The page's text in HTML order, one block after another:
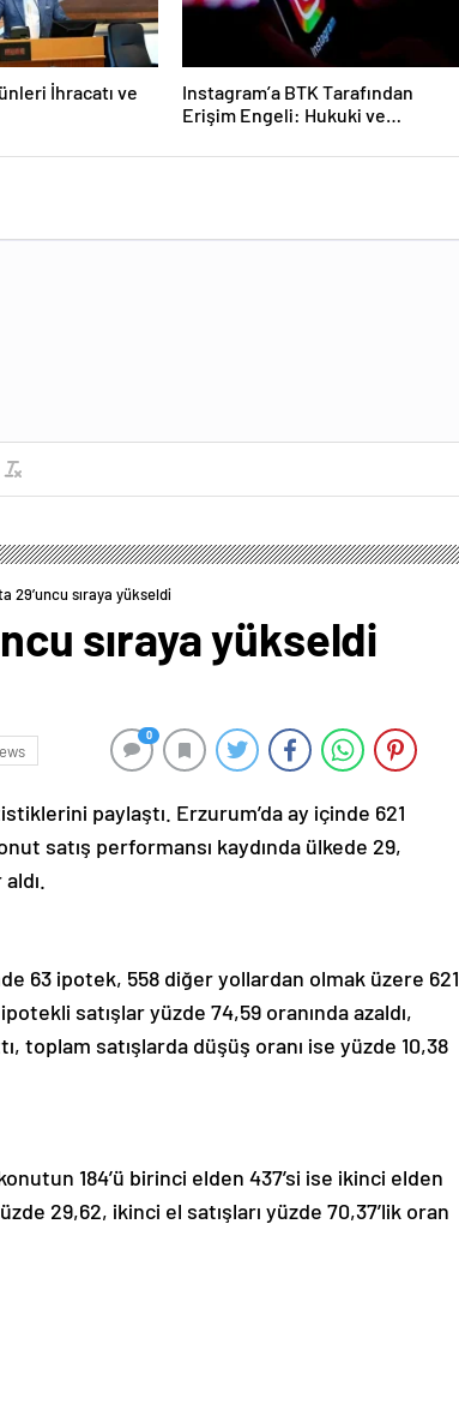
İhracatı ve
Instagram’a BTK Tarafından
Erişim Engeli: Hukuki ve
29’uncu sıraya yükseldi
sıraya yükseldi
0
paylaştı. Erzurum’da ay içinde 621
satış performansı kaydında ülkede 29,
63 ipotek, 558 diğer yollardan olmak üzere 621
satışlar yüzde 74,59 oranında azaldı,
toplam satışlarda düşüş oranı ise yüzde 10,38
184’ü birinci elden 437’si ise ikinci elden
29,62, ikinci el satışları yüzde 70,37’lik oran